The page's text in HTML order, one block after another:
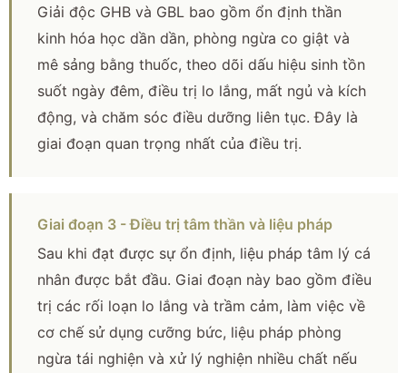
Giải độc GHB và GBL bao gồm ổn định thần
kinh hóa học dần dần, phòng ngừa co giật và
mê sảng bằng thuốc, theo dõi dấu hiệu sinh tồn
suốt ngày đêm, điều trị lo lắng, mất ngủ và kích
động, và chăm sóc điều dưỡng liên tục. Đây là
giai đoạn quan trọng nhất của điều trị.
Giai đoạn 3 - Điều trị tâm thần và liệu pháp
Sau khi đạt được sự ổn định, liệu pháp tâm lý cá
nhân được bắt đầu. Giai đoạn này bao gồm điều
trị các rối loạn lo lắng và trầm cảm, làm việc về
cơ chế sử dụng cưỡng bức, liệu pháp phòng
ngừa tái nghiện và xử lý nghiện nhiều chất nếu